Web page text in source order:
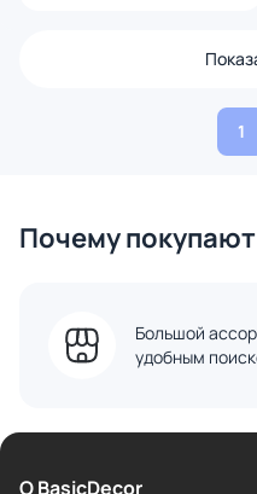
1
Почему
Большой
удобным
О BasicDecor